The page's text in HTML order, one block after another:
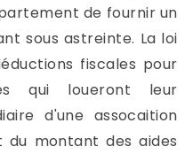
de fournir un
sous astreinte. La loi
fiscales pour
qui loueront leur
d'une assocaition
du montant des aides